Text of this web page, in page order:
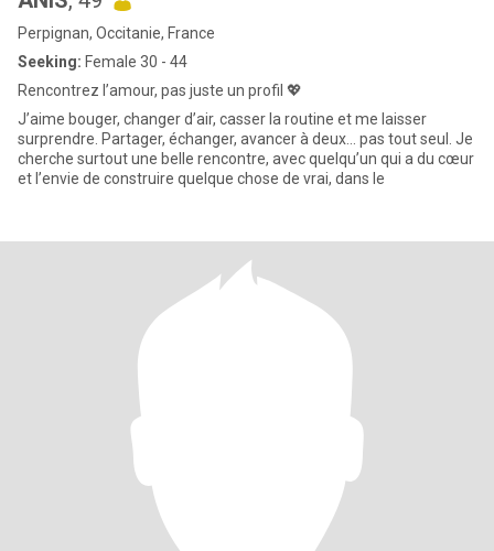
Perpignan, Occitanie, France
Seeking: Female 30 - 44
Rencontrez l’amour, pas juste un profil 💖
J’aime bouger, changer d’air, casser la routine et me laisser
surprendre. Partager, échanger, avancer à deux… pas tout seul. Je
cherche surtout une belle rencontre, avec quelqu’un qui a du cœur
et l’envie de construire quelque chose de vrai, dans le